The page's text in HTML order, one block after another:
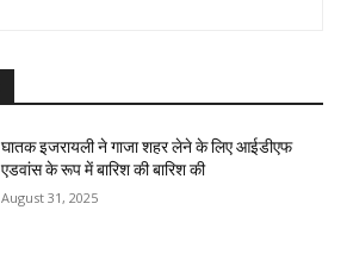
घातक इजरायली ने गाजा शहर लेने के लिए आईडीएफ
एडवांस के रूप में बारिश की बारिश की
August 31, 2025